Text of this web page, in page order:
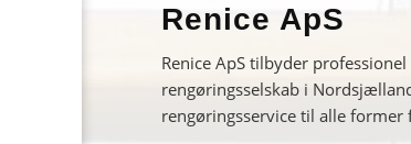
Renice ApS
Renice ApS tilbyder
rengøringsselskab i
rengøringsservice til alle